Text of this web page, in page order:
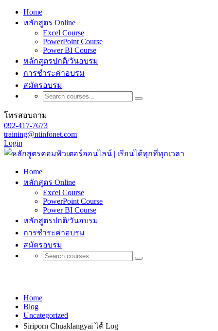
Home
หลักสูตร Online
Excel Course
PowerPoint Course
Power BI Course
หลักสูตรปกติ/วันอบรม
การชำระค่าอบรม
สมัตรอบรม
โทรสอบถาม
092-417-7673
training@ntinfonet.com
Login
Home
หลักสูตร Online
Excel Course
PowerPoint Course
Power BI Course
หลักสูตรปกติ/วันอบรม
การชำระค่าอบรม
สมัตรอบรม
Home
Blog
Uncategorized
Siriporn Chuaklangyai ได้ Log